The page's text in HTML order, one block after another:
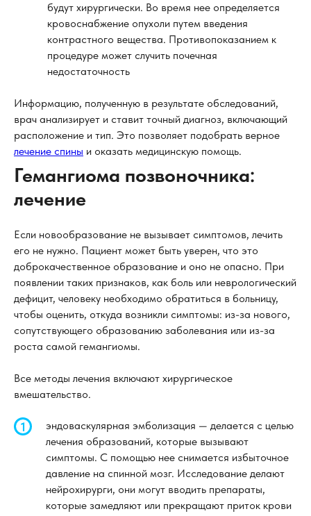
будут хирургически. Во время нее определяется
кровоснабжение опухоли путем введения
контрастного вещества. Противопоказанием к
процедуре может случить почечная
недостаточность
Информацию, полученную в результате обследований,
врач анализирует и ставит точный диагноз, включающий
расположение и тип. Это позволяет подобрать верное
лечение спины и оказать медицинскую помощь.
Гемангиома позвоночника:
лечение
Если новообразование не вызывает симптомов, лечить
его не нужно. Пациент может быть уверен, что это
доброкачественное образование и оно не опасно. При
появлении таких признаков, как боль или неврологический
дефицит, человеку необходимо обратиться в больницу,
чтобы оценить, откуда возникли симптомы: из-за нового,
сопутствующего образованию заболевания или из-за
роста самой гемангиомы.
Все методы лечения включают хирургическое
вмешательство.
эндоваскулярная эмболизация — делается с целью
лечения образований, которые вызывают
симптомы. С помощью нее снимается избыточное
давление на спинной мозг. Исследование делают
нейрохирурги, они могут вводить препараты,
которые замедляют или прекращают приток крови